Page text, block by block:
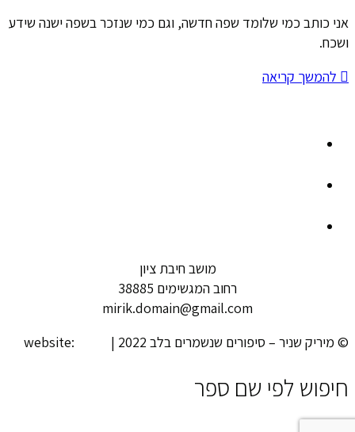
אני כותב כמי שלומד שפה חדשה, וגם כמי שנזכר בשפה ישנה שידע
ושכח.
להמשך קריאה
מושב חיבת ציון
רחוב המגשימים 38885
mirik.domain@gmail.com
© מיריק שניר – סיפורים שנשמרים בלב 2022 | website:
חיפוש לפי שם ספר